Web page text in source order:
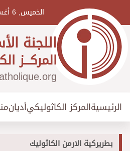
content الخميس, 6 أغسطس, 2026
اللجنة
المركـــز
الرئيسيةالمركز الكاثوليكيأديان
بطريركية الارمن الكاثوليك